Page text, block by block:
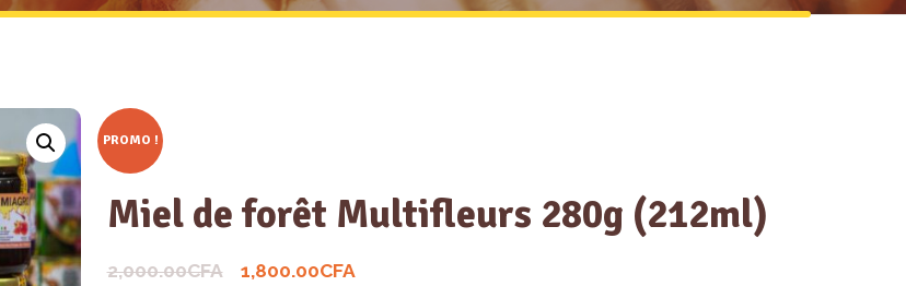
PROMO !
Miel de forêt Multifleurs 280g (212ml)
2,000.00CFA 1,800.00CFA